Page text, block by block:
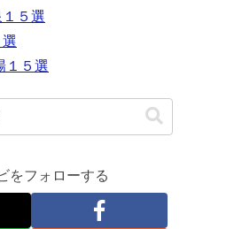
５選
１５選
をフォローする